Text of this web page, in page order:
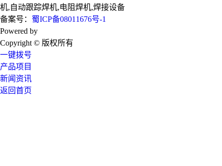
机,自动跟踪焊机,电阻焊机,焊接设备
备案号： 蜀ICP备08011676号-1
Powered by
Copyright © 版权所有
一键拨号
产品项目
新闻资讯
返回首页